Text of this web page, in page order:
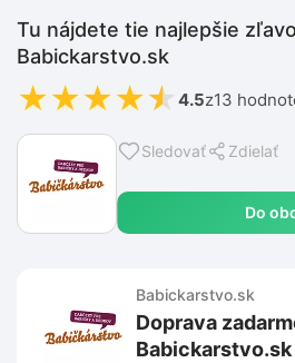
Sledovať Zdielať
Do
Tu nájdete tie najlepšie
Babickarstvo.sk
★★★★★ 4.5z13
Babickarstvo.sk
Doprava
Babickarstvo.sk